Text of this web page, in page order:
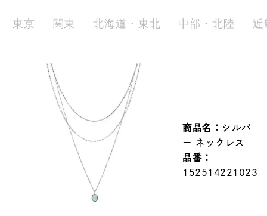
リングサイズ
在庫ありのみ すべて表示
東京 関東 北海道・東北 中部・北陸 近
商品名： シルバ
ー ネックレス
品番：
152514221023